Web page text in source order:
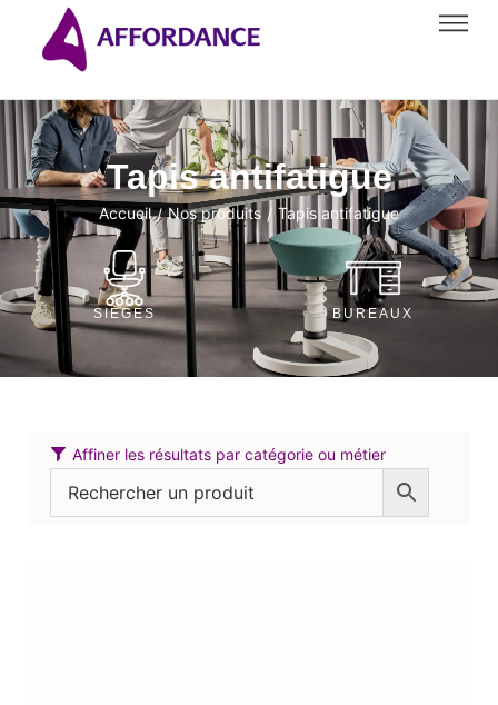
Tapis antifatigue
Accueil / Nos produits / Tapis antifatigue
SIÈGES BUREAUX
Affiner les résultats par catégorie ou métier